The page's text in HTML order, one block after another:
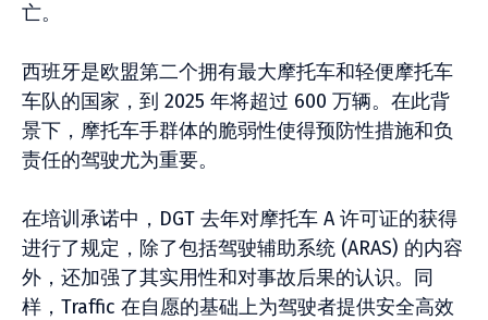
亡。
西班牙是欧盟第二个拥有最大摩托车和轻便摩托车
车队的国家，到 2025 年将超过 600 万辆。在此背
景下，摩托车手群体的脆弱性使得预防性措施和负
责任的驾驶尤为重要。
在培训承诺中，DGT 去年对摩托车 A 许可证的获得
进行了规定，除了包括驾驶辅助系统 (ARAS) 的内容
外，还加强了其实用性和对事故后果的认识。同
样，Traffic 在自愿的基础上为驾驶者提供安全高效